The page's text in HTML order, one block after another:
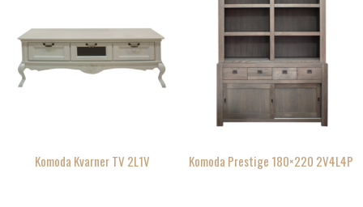
Komoda Kvarner TV 2L1V Komoda Prestige 180×220 2V4L4P